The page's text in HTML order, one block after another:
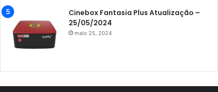
Azamerica King GX PRO
Azamerica King IPTV
Azamerica Mobi
Cinebox Fantasia Plus Atualização –
25/05/2024
maio 25, 2024